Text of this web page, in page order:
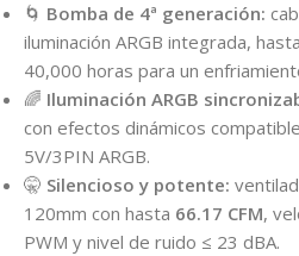
🌀 Bomba de 4ª generación:
iluminación ARGB integrada, hasta
40,000 horas para un
🌈 Iluminación ARGB
con efectos dinámicos
5V/3PIN ARGB.
🤫 Silencioso y potente:
120mm con hasta 66.17 CFM,
PWM y nivel de ruido ≤ 23 dBA.